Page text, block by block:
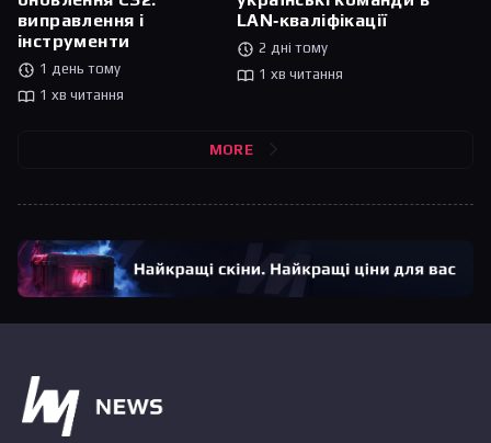
виправлення і
інструменти
1 день тому
1 хв читання
LAN‑кваліфікації
2 дні тому
1 хв читання
MORE